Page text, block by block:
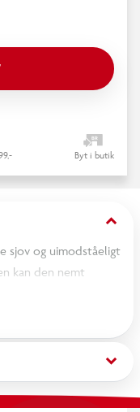
Byt i butik
keyboard_arrow_down
sjov og uimodståeligt
kan den nemt
bløde hænder
der gør den
keyboard_arrow_down